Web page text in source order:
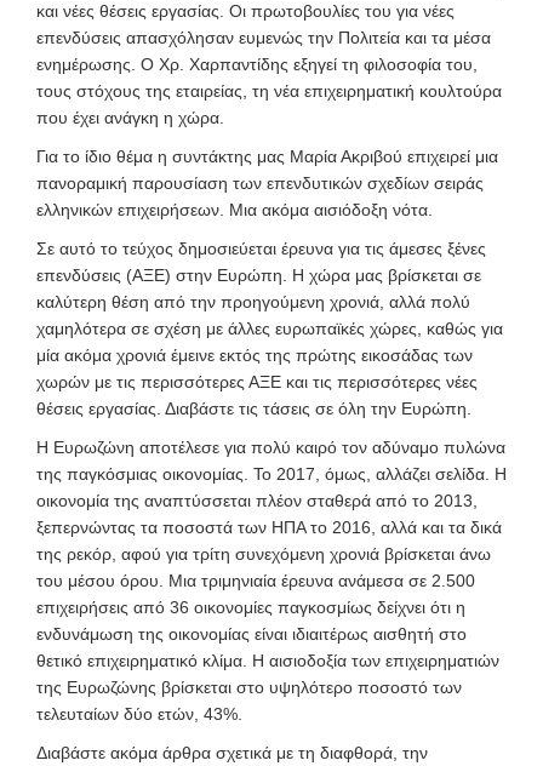
και νέες θέσεις εργασίας. Οι πρωτοβουλίες του για νέες
επενδύσεις απασχόλησαν ευμενώς την Πολιτεία και τα μέσα
ενημέρωσης. Ο Χρ. Χαρπαντίδης εξηγεί τη φιλοσοφία του,
τους στόχους της εταιρείας, τη νέα επιχειρηματική κουλτούρα
που έχει ανάγκη η χώρα.
Για το ίδιο θέμα η συντάκτης μας Μαρία Ακριβού επιχειρεί μια
πανοραμική παρουσίαση των επενδυτικών σχεδίων σειράς
ελληνικών επιχειρήσεων. Μια ακόμα αισιόδοξη νότα.
Σε αυτό το τεύχος δημοσιεύεται έρευνα για τις άμεσες ξένες
επενδύσεις (ΑΞΕ) στην Ευρώπη. Η χώρα μας βρίσκεται σε
καλύτερη θέση από την προηγούμενη χρονιά, αλλά πολύ
χαμηλότερα σε σχέση με άλλες ευρωπαϊκές χώρες, καθώς για
μία ακόμα χρονιά έμεινε εκτός της πρώτης εικοσάδας των
χωρών με τις περισσότερες ΑΞΕ και τις περισσότερες νέες
θέσεις εργασίας. Διαβάστε τις τάσεις σε όλη την Ευρώπη.
Η Ευρωζώνη αποτέλεσε για πολύ καιρό τον αδύναμο πυλώνα
της παγκόσμιας οικονομίας. Το 2017, όμως, αλλάζει σελίδα. Η
οικονομία της αναπτύσσεται πλέον σταθερά από το 2013,
ξεπερνώντας τα ποσοστά των ΗΠΑ το 2016, αλλά και τα δικά
της ρεκόρ, αφού για τρίτη συνεχόμενη χρονιά βρίσκεται άνω
του μέσου όρου. Μια τριμηνιαία έρευνα ανάμεσα σε 2.500
επιχειρήσεις από 36 οικονομίες παγκοσμίως δείχνει ότι η
ενδυνάμωση της οικονομίας είναι ιδιαιτέρως αισθητή στο
θετικό επιχειρηματικό κλίμα. Η αισιοδοξία των επιχειρηματιών
της Ευρωζώνης βρίσκεται στο υψηλότερο ποσοστό των
τελευταίων δύο ετών, 43%.
Διαβάστε ακόμα άρθρα σχετικά με τη διαφθορά, την